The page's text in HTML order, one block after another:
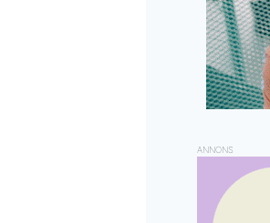
ANNONS